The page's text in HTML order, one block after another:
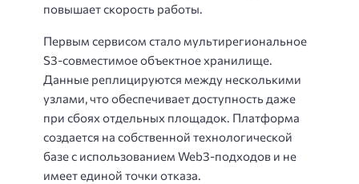
повышает скорость работы.
Первым сервисом стало мультирегиональное
S3-совместимое объектное хранилище.
Данные реплицируются между несколькими
узлами, что обеспечивает доступность даже
при сбоях отдельных площадок. Платформа
создается на собственной технологической
базе с использованием Web3-подходов и не
имеет единой точки отказа.